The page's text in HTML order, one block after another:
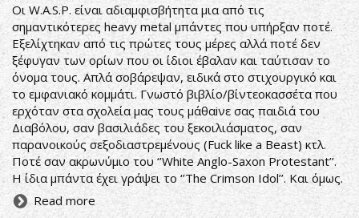
Οι W.A.S.P. είναι αδιαμφισβήτητα μια από τις
σημαντικότερες heavy metal μπάντες που υπήρξαν ποτέ.
Εξελίχτηκαν από τις πρώτες τους μέρες αλλά ποτέ δεν
ξέφυγαν των ορίων που οι ίδιοι έβαλαν και ταύτισαν το
όνομα τους. Απλά σοβάρεψαν, ειδικά στο στιχουργικό και
το εμφανιακό κομμάτι. Γνωστό βιβλίο/βίντεοκασσέτα που
ερχόταν στα σχολεία μας τους μάθαiνε σας παιδιά του
Διαβόλου, σαν βασιλιάδες του ξεκοιλιάσματος, σαν
παρανοικούς σεξοδιαστρεμένους (Fuck like a Beast) κτλ.
Ποτέ σαν ακρωνύμιο του ‘’White Anglo-Saxon Protestant’’.
Η ίδια μπάντα έχει γράψει το ‘’The Crimson Idol’’. Και όμως.
Read more